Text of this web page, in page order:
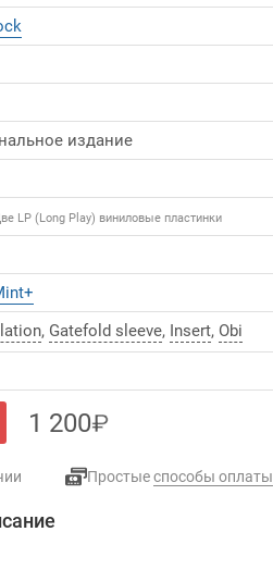
издание
LP (Long Play) виниловые пластинки
, Gatefold sleeve, Insert, Оbi
1 200
Простыеспособы оплаты